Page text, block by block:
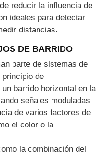
reducir la influencia de
ideales para detectar
distancias.
DE BARRIDO
parte de sistemas de
de
barrido horizontal en la
señales moduladas
de varios factores de
el color o la
la combinación del